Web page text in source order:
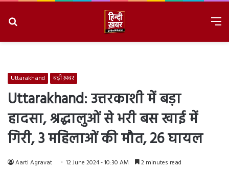
Uttarakhand बड़ी ख़बर
Uttarakhand: उत्तरकाशी में बड़ा
हादसा, श्रद्धालुओं से भरी बस खाई में
गिरी, 3 महिलाओं की मौत, 26 घायल
Aarti Agravat 12 June 2024 - 10:30 AM 2 minutes read